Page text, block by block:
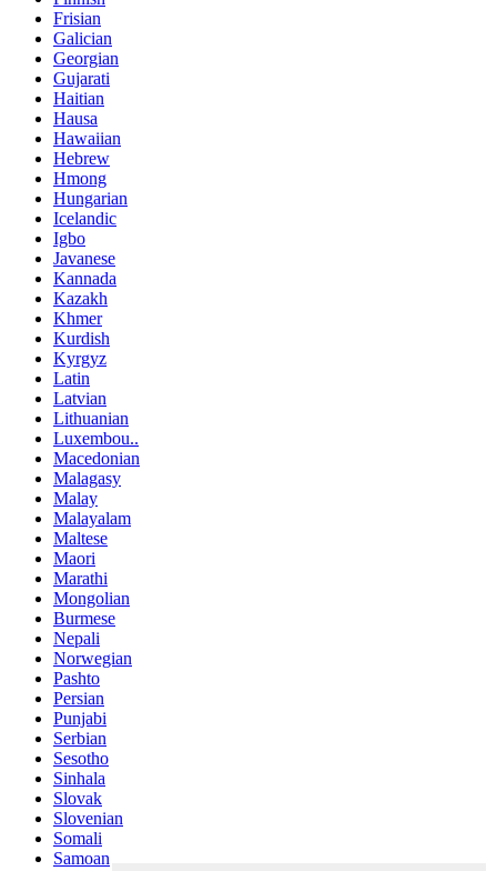
Frisian
Galician
Georgian
Gujarati
Haitian
Hausa
Hawaiian
Hebrew
Hmong
Hungarian
Icelandic
Igbo
Javanese
Kannada
Kazakh
Khmer
Kurdish
Kyrgyz
Latin
Latvian
Lithuanian
Luxembou..
Macedonian
Malagasy
Malay
Malayalam
Maltese
Maori
Marathi
Mongolian
Burmese
Nepali
Norwegian
Pashto
Persian
Punjabi
Serbian
Sesotho
Sinhala
Slovak
Slovenian
Somali
Samoan